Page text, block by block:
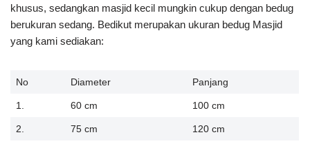
khusus, sedangkan masjid kecil mungkin cukup dengan bedug
berukuran sedang. Bedikut merupakan ukuran bedug Masjid
yang kami sediakan:
No Diameter Panjang
1. 60 cm 100 cm
2. 75 cm 120 cm